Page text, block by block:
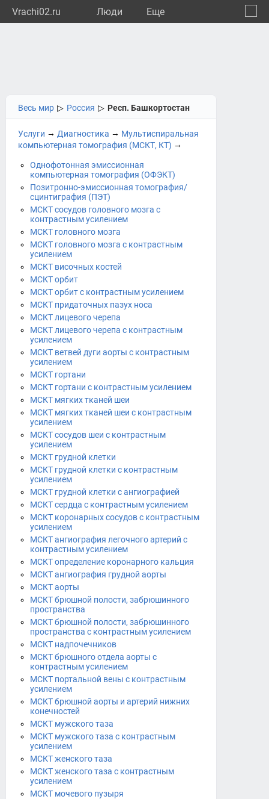
Vrachi02.ru Люди Eще
Весь мир ▷ Россия ▷ Респ. Башкортостан
Услуги → Диагностика → Мультиспиральная
компьютерная томография (МСКТ, КТ) →
Однофотонная эмиссионная
компьютерная томография (ОФЭКТ)
Позитронно-эмиссионная томография/
сцинтиграфия (ПЭТ)
МСКТ сосудов головного мозга с
контрастным усилением
МСКТ головного мозга
МСКТ головного мозга с контрастным
усилением
МСКТ височных костей
МСКТ орбит
МСКТ орбит с контрастным усилением
МСКТ придаточных пазух носа
МСКТ лицевого черепа
МСКТ лицевого черепа с контрастным
усилением
МСКТ ветвей дуги аорты с контрастным
усилением
МСКТ гортани
МСКТ гортани с контрастным усилением
МСКТ мягких тканей шеи
МСКТ мягких тканей шеи с контрастным
усилением
МСКТ сосудов шеи с контрастным
усилением
МСКТ грудной клетки
МСКТ грудной клетки с контрастным
усилением
МСКТ грудной клетки с ангиографией
МСКТ сердца с контрастным усилением
МСКТ коронарных сосудов с контрастным
усилением
МСКТ ангиография легочного артерий с
контрастным усилением
МСКТ определение коронарного кальция
МСКТ ангиография грудной аорты
МСКТ аорты
МСКТ брюшной полости, забрюшинного
пространства
МСКТ брюшной полости, забрюшинного
пространства с контрастным усилением
МСКТ надпочечников
МСКТ брюшного отдела аорты с
контрастным усилением
МСКТ портальной вены с контрастным
усилением
МСКТ брюшной аорты и артерий нижних
конечностей
МСКТ мужского таза
МСКТ мужского таза с контрастным
усилением
МСКТ женского таза
МСКТ женского таза с контрастным
усилением
МСКТ мочевого пузыря